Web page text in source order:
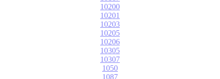
10200
10201
10203
10205
10206
10305
10307
1050
1087